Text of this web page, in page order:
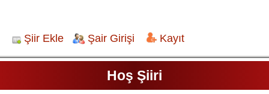
Şiir Ekle Şair Girişi Kayıt
Hoş Şiiri